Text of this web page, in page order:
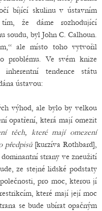
bíjící skulinu v ústavním
že dáme rozhodující
soudu, byl John C. Calhoun.
ale místo toho vytvořil
problému. Ve svém knize
inherentní tendence státu
ústavou:
výhod, ale bylo by velkou
opatření, která mají omezit
těch, které mají omezení
předpisů[kurzíva Rothbard],
strany ve zneužití
ze stejné lidské podstaty
pro moc, kterou jí
které mají její moc
se bude ubírat opačným